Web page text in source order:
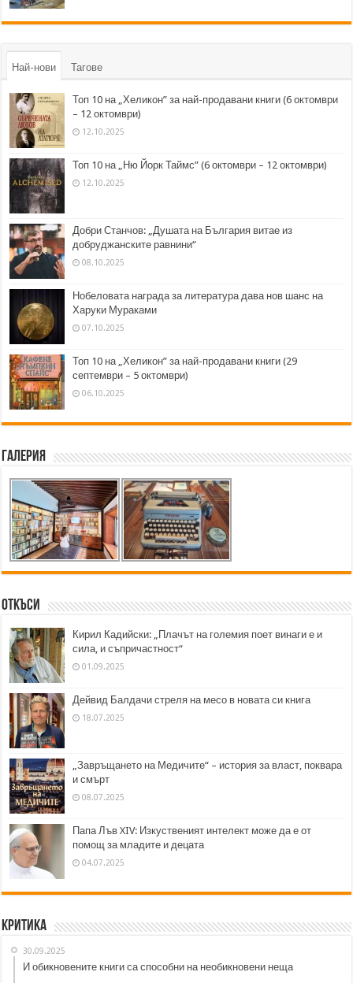
Най-нови Тагове
Топ 10 на „Хеликон” за най-продавани книги (6 октомври
– 12 октомври)
12.10.2025
Топ 10 на „Ню Йорк Таймс” (6 октомври – 12 октомври)
12.10.2025
Добри Станчов: „Душата на България витае из
добруджанските равнини“
08.10.2025
Нобеловата награда за литература дава нов шанс на
Харуки Мураками
07.10.2025
Топ 10 на „Хеликон” за най-продавани книги (29
септември – 5 октомври)
06.10.2025
Галерия
Откъси
Кирил Кадийски: „Плачът на големия поет винаги е и
сила, и съпричастност“
01.09.2025
Дейвид Балдачи стреля на месо в новата си книга
18.07.2025
„Завръщането на Медичите“ – история за власт, поквара
и смърт
08.07.2025
Папа Лъв XIV: Изкуственият интелект може да е от
помощ за младите и децата
04.07.2025
Критика
30.09.2025
И обикновените книги са способни на необикновени неща